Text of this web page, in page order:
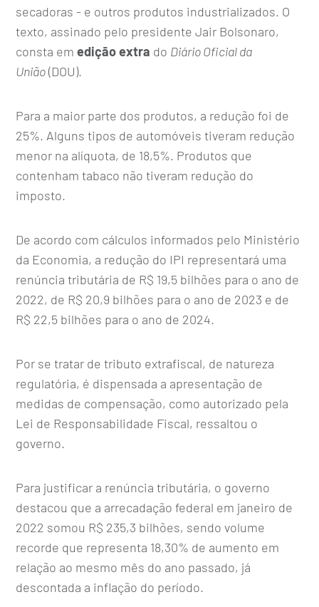
secadoras - e outros produtos industrializados. O
texto, assinado pelo presidente Jair Bolsonaro,
consta emedição extra do Diário Oficial da
União(DOU).
Para a maior parte dos produtos, a redução foi de
25%. Alguns tipos de automóveis tiveram redução
menor na alíquota, de 18,5%. Produtos que
contenham tabaco não tiveram redução do
imposto.
De acordo com cálculos informados pelo Ministério
da Economia, a redução do IPI representará uma
renúncia tributária de R$ 19,5 bilhões para o ano de
2022, de R$ 20,9 bilhões para o ano de 2023 e de
R$ 22,5 bilhões para o ano de 2024.
Por se tratar de tributo extrafiscal, de natureza
regulatória, é dispensada a apresentação de
medidas de compensação, como autorizado pela
Lei de Responsabilidade Fiscal, ressaltou o
governo.
Para justificar a renúncia tributária, o governo
destacou que a arrecadação federal em janeiro de
2022 somou R$ 235,3 bilhões, sendo volume
recorde que representa 18,30% de aumento em
relação ao mesmo mês do ano passado, já
descontada a inflação do período.